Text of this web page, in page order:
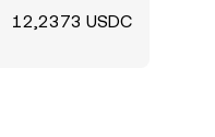
12,2373 USDC